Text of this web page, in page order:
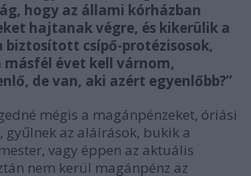
hogy az állami kórházban
hajtanak végre, és kikerülik a
biztosított csípő-protézisosok,
másfél évet kell várnom,
de van, aki azért egyenlőbb?”
mégis a magánpénzeket, óriási
gyűlnek az aláírások, bukik a
vagy éppen az aktuális
nem kerül magánpénz az